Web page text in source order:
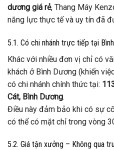
dương giá rẻ, Thang Máy
năng lực thực tế và uy tín đã
5.1. Có chi nhánh trực tiếp tại
Khác với nhiều đơn vị chỉ có
khách ở Bình Dương (khiến
có chi nhánh chính thức tại:
Cát, Bình Dương.
Điều này đảm bảo khi có sự
có thể có mặt chỉ trong vòng
5.2. Giá tận xưởng – Không qua